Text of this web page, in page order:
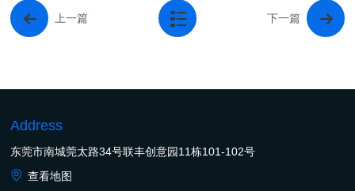
上一篇 下一篇
Address
东莞市南城莞太路34号联丰创意园11栋101-102号
查看地图